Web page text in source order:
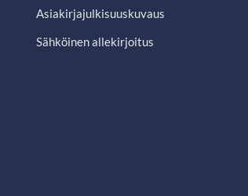
Asiakirjajulkisuuskuvaus
Sähköinen allekirjoitus